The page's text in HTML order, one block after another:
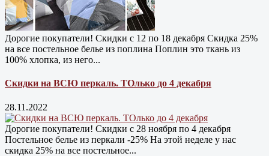
Дорогие покупатели! Скидки с 12 по 18 декабря Скидка 25%
на все постельное белье из поплина Поплин это ткань из
100% хлопка, из него...
Скидки на ВСЮ перкаль. ТОлько до 4 декабря
28.11.2022
Дорогие покупатели! Скидки с 28 ноября по 4 декабря
Постельное белье из перкали -25% На этой неделе у нас
скидка 25% на все постельное...